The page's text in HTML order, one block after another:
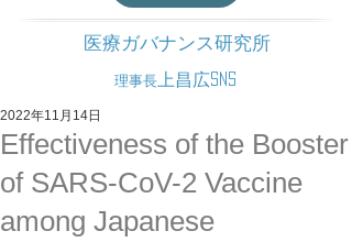
医療ガバナンス研究所
理事長 上昌広SNS
Effectiveness of the Booster
of SARS-CoV-2 Vaccine
among Japanese
2022年11月14日